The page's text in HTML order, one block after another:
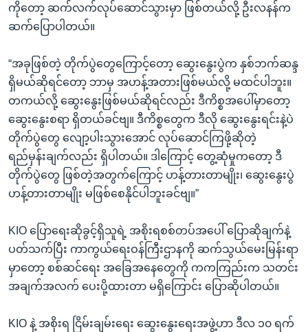
ကိုတော့ ဆက်လက်လုပ်ဆောင်သွားမှာ ဖြစ်တယ်လို့ ဦးလနန်က
ဆက်ပြောပါတယ်။
“အခုဖြစ်တဲ့ တိုက်ပွဲတွေကြောင့်တော့ ဆွေးနွေးပွဲက နှစ်ဘက်ဆန္ဒ
ရှိမယ်ဆိုရင်တော့ ဘာမှ အဟန့်အတားဖြစ်မယ်လို့ မထင်ပါဘူး။
တကယ်လို့ ဆွေးနွေးဖြစ်မယ်ဆိုရင်လည်း ဒီကိစ္စအပေါ်မှာတော့
ဆွေးနွေးစရာ ရှိတယ်ခင်ဗျ။ ဒီကိစ္စတွေက ဒီလို ဆွေးနွေးရင်းနဲ့ပဲ
တိုက်ပွဲတွေ လျော့ပါးသွားအောင် လုပ်ဆောင်ကြဖို့ဆိုတဲ့
ရည်မှန်းချက်လည်း ရှိပါတယ်။ ဒါကြောင့် တွေ့ဆုံမှုကတော့ ဒီ
တိုက်ပွဲတွေ ဖြစ်တဲ့အတွက်ကြောင့် ဟန့်တားတာမျိုး၊ ဆွေးနွေးပွဲ
ဟန့်တားတာမျိုး မဖြစ်စေနိုင်ပါဘူးခင်ဗျ။”
KIO ပြောရေးဆိုခွင့်ရှိသူရဲ့ အစိုးရစစ်တပ်အပေါ် ပြောဆိုချက်နဲ့
ပတ်သက်ပြီး ကာကွယ်ရေးဝန်ကြီးဌာနကို ဆက်သွယ်မေးမြန်းရာ
မှာတော့ စစ်ဆင်ရေး အခြေအနေတွေကို ကကကြည်းက သတင်း
အချက်အလက် ပေးပို့ထားတာ မရှိကြောင်း ပြောဆိုပါတယ်။
KIO နဲ့ အစိုးရ ငြိမ်းချမ်းရေး ဆွေးနွေးရေးအဖွဲ့ဟာ ဒီလ ၁၀ ရက်